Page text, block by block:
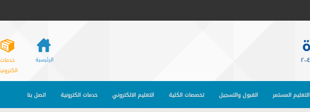
خدمات
الرئيسية
التعليم المستمر القبول والتسجيل تخصصات الكلية التعليم الالكتروني خدمات الكترونية اتصل بنا